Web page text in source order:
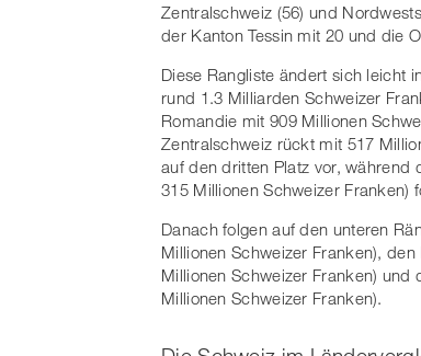
Zentralschweiz (56) und
der Kanton Tessin mit 20 und die
Diese Rangliste ändert sich leicht
rund 1.3 Milliarden Schweizer
Romandie mit 909 Millionen
Zentralschweiz rückt mit 517
auf den dritten Platz vor, während
315 Millionen Schweizer Franken)
Danach folgen auf den unteren
Millionen Schweizer Franken),
Millionen Schweizer Franken) und
Millionen Schweizer Franken).